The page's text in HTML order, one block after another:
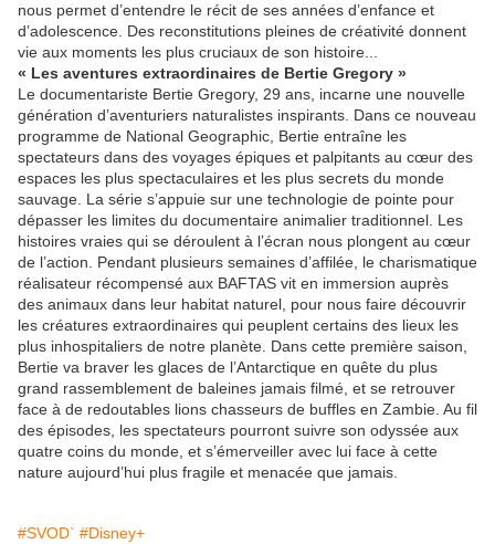
nous permet d’entendre le récit de ses années d’enfance et
d’adolescence. Des reconstitutions pleines de créativité donnent
vie aux moments les plus cruciaux de son histoire...
« Les aventures extraordinaires de Bertie Gregory »
Le documentariste Bertie Gregory, 29 ans, incarne une nouvelle
génération d’aventuriers naturalistes inspirants. Dans ce nouveau
programme de National Geographic, Bertie entraîne les
spectateurs dans des voyages épiques et palpitants au cœur des
espaces les plus spectaculaires et les plus secrets du monde
sauvage. La série s’appuie sur une technologie de pointe pour
dépasser les limites du documentaire animalier traditionnel. Les
histoires vraies qui se déroulent à l’écran nous plongent au cœur
de l’action. Pendant plusieurs semaines d’affilée, le charismatique
réalisateur récompensé aux BAFTAS vit en immersion auprès
des animaux dans leur habitat naturel, pour nous faire découvrir
les créatures extraordinaires qui peuplent certains des lieux les
plus inhospitaliers de notre planète. Dans cette première saison,
Bertie va braver les glaces de l’Antarctique en quête du plus
grand rassemblement de baleines jamais filmé, et se retrouver
face à de redoutables lions chasseurs de buffles en Zambie. Au fil
des épisodes, les spectateurs pourront suivre son odyssée aux
quatre coins du monde, et s’émerveiller avec lui face à cette
nature aujourd’hui plus fragile et menacée que jamais.
#SVOD` #Disney+